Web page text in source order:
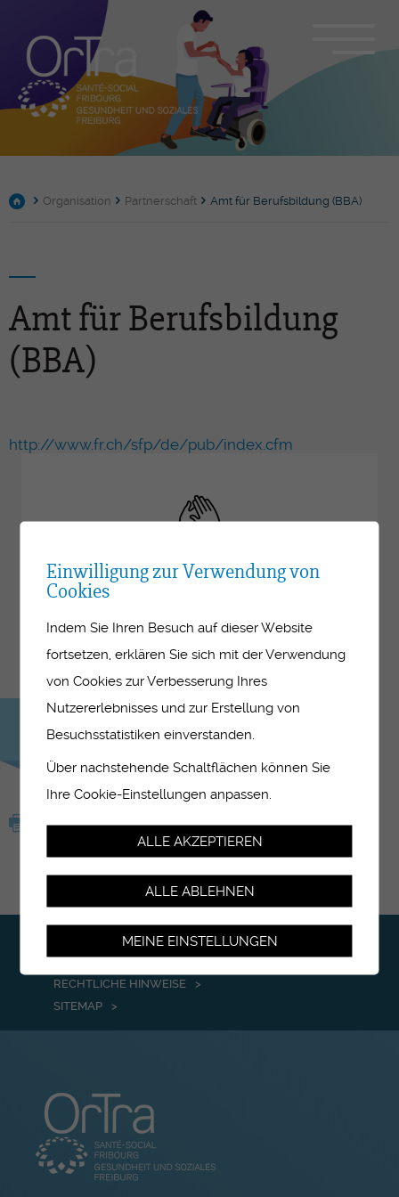
Organisation Partnerschaft Amt für Berufsbildung (BBA)
Amt für Berufsbildung
(BBA)
http://www.fr.ch/sfp/de/pub/index.cfm
Weiterbildung
Lehrbetrieb im Bereich Gesundheit, Soziales
und medizinische Praxisassistenz
Siehe
Kursprogramm
IMPRESSUM
RECHTLICHE HINWEISE
SITEMAP
Einwilligung zur Verwendung von
Cookies
Indem Sie Ihren Besuch auf dieser Website
fortsetzen, erklären Sie sich mit der Verwendung
von Cookies zur Verbesserung Ihres
Nutzererlebnisses und zur Erstellung von
Besuchsstatistiken einverstanden.
Über nachstehende Schaltflächen können Sie
Ihre Cookie-Einstellungen anpassen.
ALLE AKZEPTIEREN
ALLE ABLEHNEN
MEINE EINSTELLUNGEN